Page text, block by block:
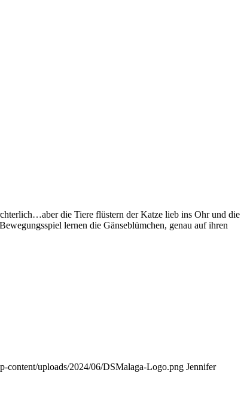
die Tiere flüstern der Katze lieb ins Ohr und die
lernen die Gänseblümchen, genau auf ihren
content/uploads/2024/06/DSMalaga-Logo.png Jennifer